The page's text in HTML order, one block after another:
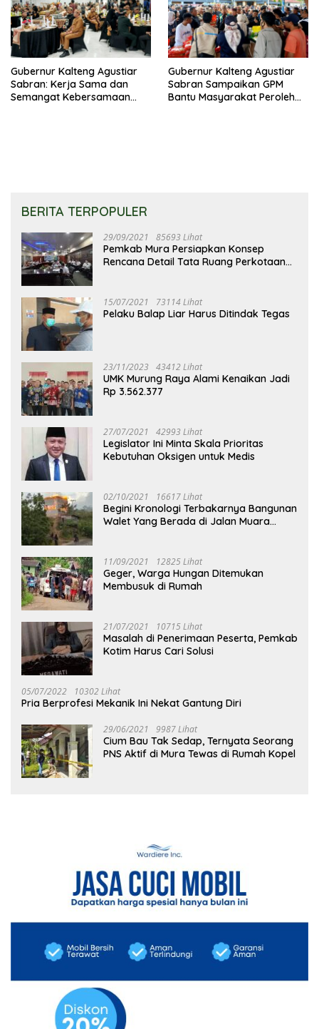
Gubernur Kalteng Agustiar
Sabran: Kerja Sama dan
Semangat Kebersamaan
Gubernur Kalteng Agustiar
Sabran Sampaikan GPM
Bantu Masyarakat Peroleh
BERITA TERPOPULER
29/09/2021 85693 Lihat
Pemkab Mura Persiapkan Konsep
Rencana Detail Tata Ruang Perkotaan
15/07/2021 73114 Lihat
Pelaku Balap Liar Harus Ditindak Tegas
23/11/2023 43412 Lihat
UMK Murung Raya Alami Kenaikan Jadi
Rp 3.562.377
27/07/2021 42993 Lihat
Legislator Ini Minta Skala Prioritas
Kebutuhan Oksigen untuk Medis
02/10/2021 16617 Lihat
Begini Kronologi Terbakarnya Bangunan
Walet Yang Berada di Jalan Muara
11/09/2021 12825 Lihat
Geger, Warga Hungan Ditemukan
Membusuk di Rumah
21/07/2021 10715 Lihat
Masalah di Penerimaan Peserta, Pemkab
Kotim Harus Cari Solusi
05/07/2022 10302 Lihat
Pria Berprofesi Mekanik Ini Nekat Gantung Diri
29/06/2021 9987 Lihat
Cium Bau Tak Sedap, Ternyata Seorang
PNS Aktif di Mura Tewas di Rumah Kopel